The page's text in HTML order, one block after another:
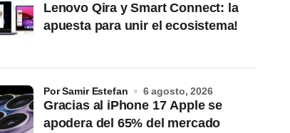
Lenovo Qira y Smart Connect: la
apuesta para unir el ecosistema!
Gracias al iPhone 17 Apple se
apodera del 65% del mercado
por Samir Estefan 6 agosto, 2026